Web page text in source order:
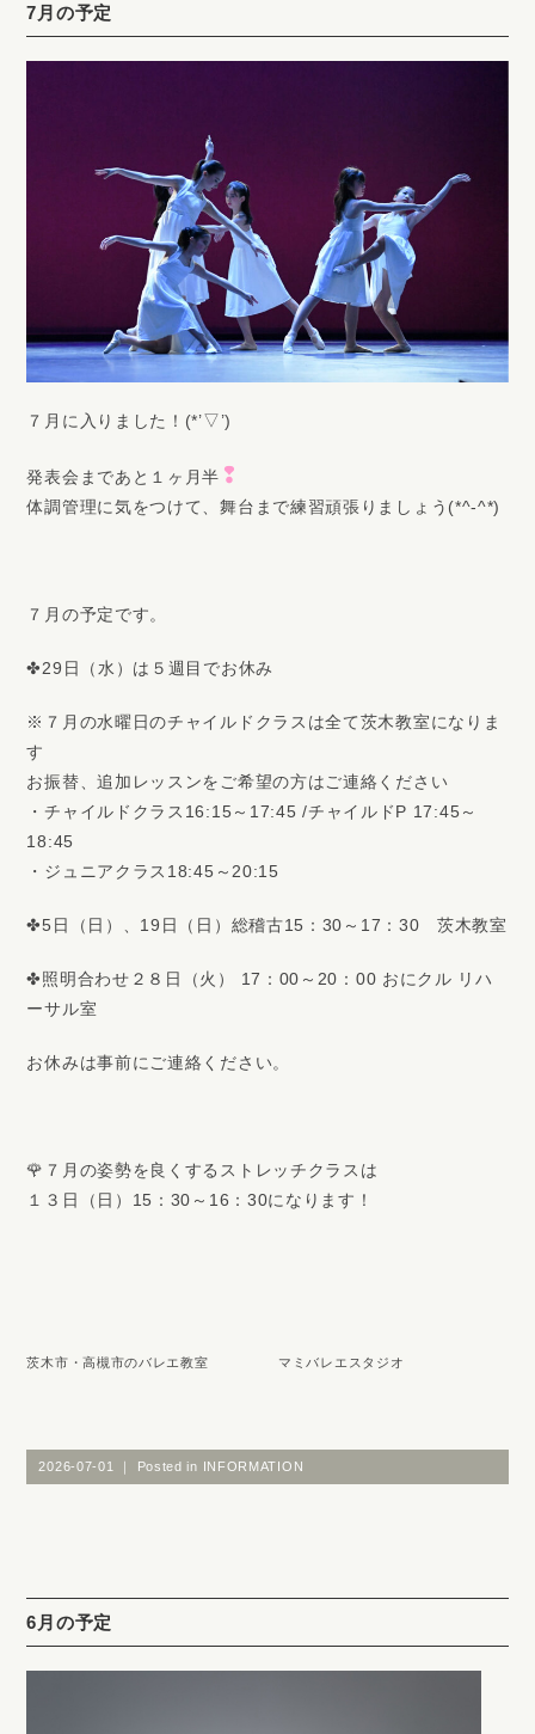
7月の予定
７月に入りました！(*’▽’)
発表会まであと１ヶ月半 ❢
体調管理に気をつけて、舞台まで練習頑張りましょう(*^-^*)
７月の予定です。
✤29日（水）は５週目でお休み
※７月の水曜日のチャイルドクラスは全て茨木教室になりま
す
お振替、追加レッスンをご希望の方はご連絡ください
・チャイルドクラス16:15～17:45 /チャイルドP 17:45～
18:45
・ジュニアクラス18:45～20:15
✤5日（日）、19日（日）総稽古15：30～17：30 茨木教室
✤照明合わせ２８日（火） 17：00～20：00 おにクル リハ
ーサル室
お休みは事前にご連絡ください。
🌹７月の姿勢を良くするストレッチクラスは
１３日（日）15：30～16：30になります！
茨木市・高槻市のバレエ教室 マミバレエスタジオ
2026-07-01 ｜ Posted in INFORMATION
6月の予定